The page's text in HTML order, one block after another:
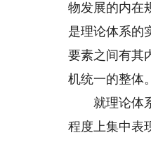
物发展的内在
是理论体系的
要素之间有其
机统一的整体。
就理论体系
程度上集中表